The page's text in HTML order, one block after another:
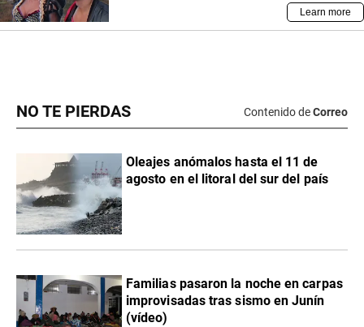
NO TE PIERDAS Contenido deCorreo
Oleajes anómalos hasta el 11 de
agosto en el litoral del sur del país
Familias pasaron la noche en carpas
improvisadas tras sismo en Junín
(vídeo)